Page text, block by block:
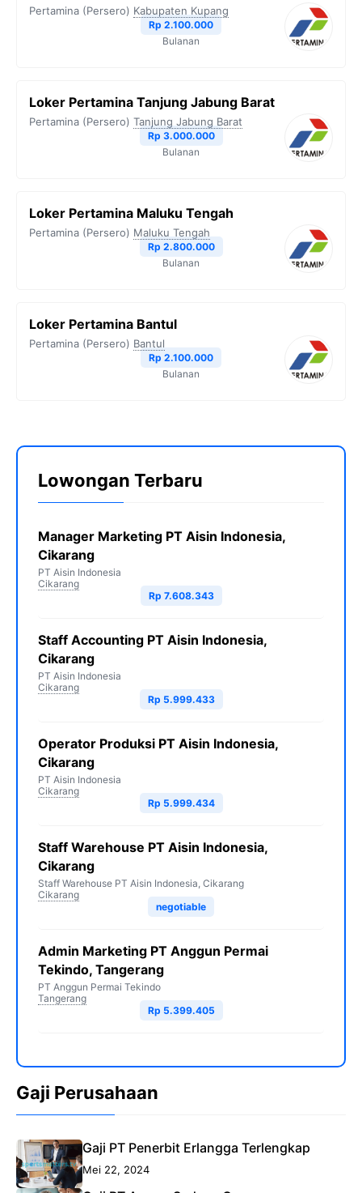
Pertamina (Persero) Kabupaten Kupang
Rp 2.100.000
Bulanan
Loker Pertamina Tanjung Jabung Barat
Pertamina (Persero) Tanjung Jabung Barat
Rp 3.000.000
Bulanan
Loker Pertamina Maluku Tengah
Pertamina (Persero) Maluku Tengah
Rp 2.800.000
Bulanan
Loker Pertamina Bantul
Pertamina (Persero) Bantul
Rp 2.100.000
Bulanan
Lowongan Terbaru
Manager Marketing PT Aisin Indonesia,
Cikarang
PT Aisin Indonesia
Cikarang
Rp 7.608.343
Staff Accounting PT Aisin Indonesia,
Cikarang
PT Aisin Indonesia
Cikarang
Rp 5.999.433
Operator Produksi PT Aisin Indonesia,
Cikarang
PT Aisin Indonesia
Cikarang
Rp 5.999.434
Staff Warehouse PT Aisin Indonesia,
Cikarang
Staff Warehouse PT Aisin Indonesia, Cikarang
Cikarang
negotiable
Admin Marketing PT Anggun Permai
Tekindo, Tangerang
PT Anggun Permai Tekindo
Tangerang
Rp 5.399.405
Gaji Perusahaan
Gaji PT Penerbit Erlangga Terlengkap
Mei 22, 2024